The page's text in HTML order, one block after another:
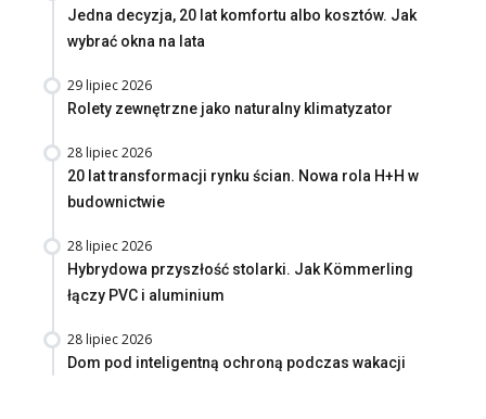
Jedna decyzja, 20 lat komfortu albo kosztów. Jak
wybrać okna na lata
29 lipiec 2026
Rolety zewnętrzne jako naturalny klimatyzator
28 lipiec 2026
20 lat transformacji rynku ścian. Nowa rola H+H w
budownictwie
28 lipiec 2026
Hybrydowa przyszłość stolarki. Jak Kömmerling
łączy PVC i aluminium
28 lipiec 2026
Dom pod inteligentną ochroną podczas wakacji